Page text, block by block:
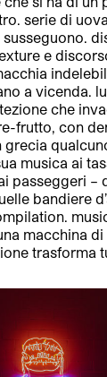
serie di
e
a vicenda.
che
frutto, con
grecia
musica ai
passeggeri –
bandiere
macchina
trasforma